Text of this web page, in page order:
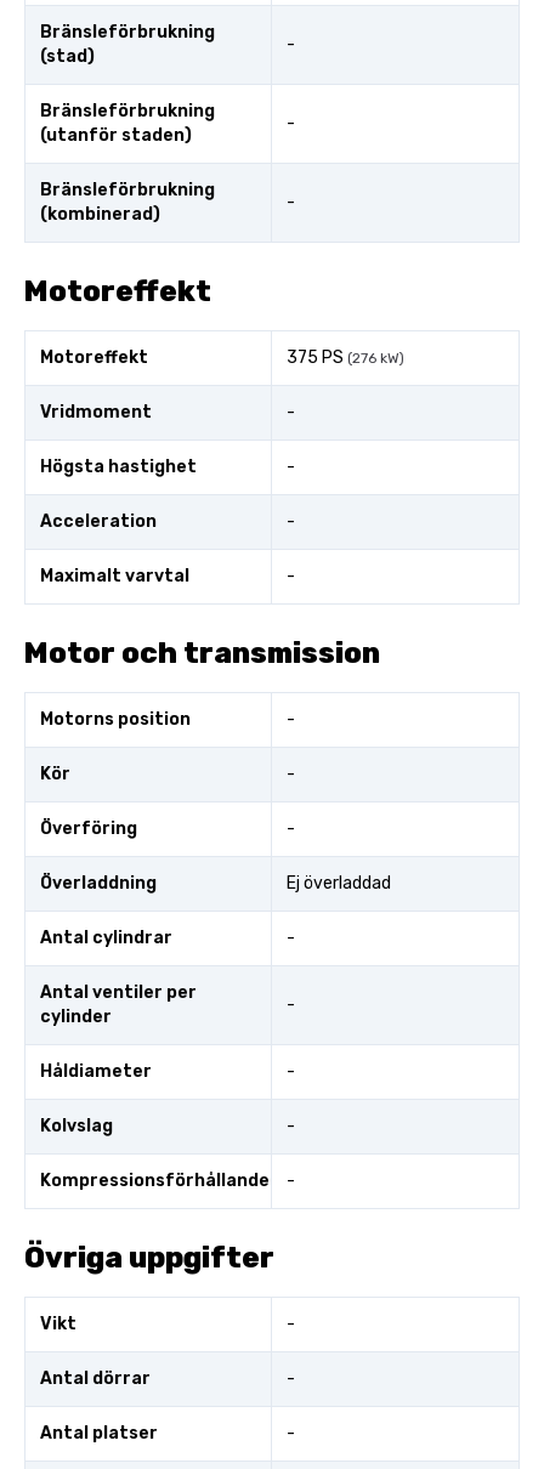
Bränsleförbrukning
(stad)
-
Bränsleförbrukning
(utanför staden)
-
Bränsleförbrukning
(kombinerad)
-
Motoreffekt
Motoreffekt 375 PS (276 kW)
Vridmoment -
Högsta hastighet -
Acceleration -
Maximalt varvtal -
Motor och transmission
Motorns position -
Kör -
Överföring -
Överladdning Ej överladdad
Antal cylindrar -
Antal ventiler per
cylinder
-
Håldiameter -
Kolvslag -
Kompressionsförhållande -
Övriga uppgifter
Vikt -
Antal dörrar -
Antal platser -